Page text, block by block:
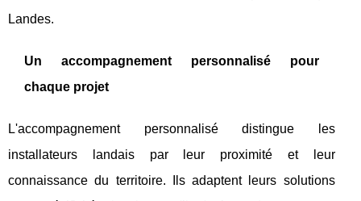
Landes.
Un accompagnement personnalisé pour
chaque projet
L'accompagnement personnalisé distingue les
installateurs landais par leur proximité et leur
connaissance du territoire. Ils adaptent leurs solutions